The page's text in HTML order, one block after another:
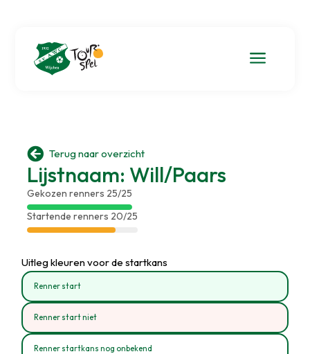
a
 Terug naar overzicht
Lijstnaam: Will/Paars
Gekozen renners 25/25
Startende renners 20/25
Uitleg kleuren voor de startkans
Renner start
Renner start niet
Renner startkans nog onbekend